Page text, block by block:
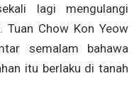
lagi mengulangi
Tuan Chow Kon Yeow
semalam bahawa
itu berlaku di tanah